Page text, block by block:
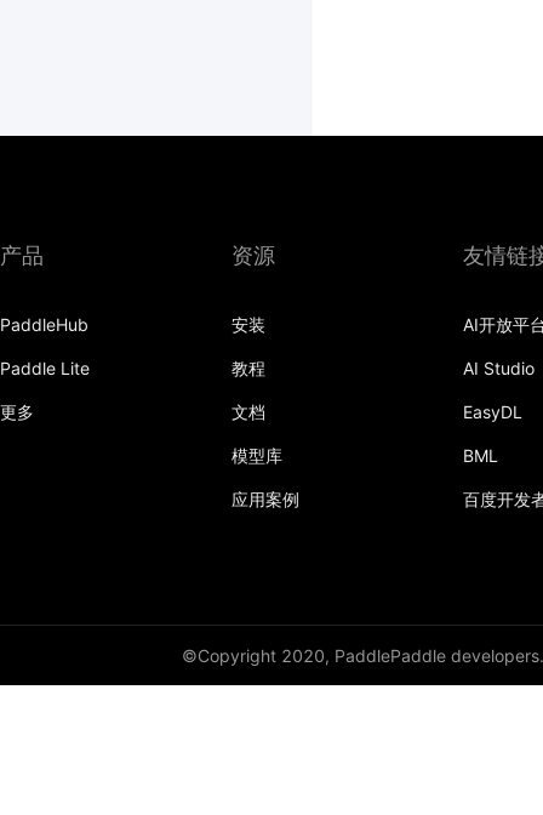
产品
PaddleHub
Paddle Lite
更多
资源
安装
教程
文档
模型库
应用案例
友情链
AI开放平
AI Studio
EasyDL
BML
百度开发
©Copyright 2020, PaddlePaddle developers.